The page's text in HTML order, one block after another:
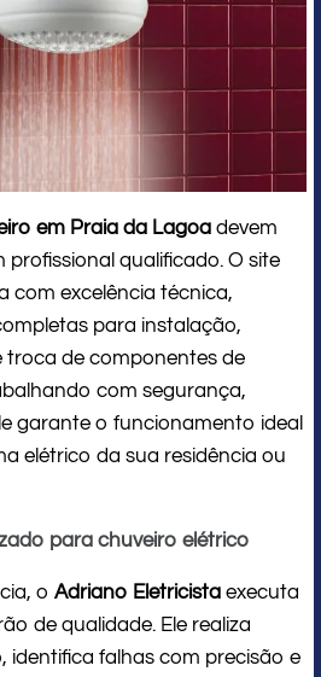
em Praia da Lagoa devem
qualificado. O site
com excelência técnica,
para instalação,
de componentes de
com segurança,
garante o funcionamento ideal
elétrico da sua residência ou
para chuveiro elétrico
o Adriano Eletricista executa
de qualidade. Ele realiza
identifica falhas com precisão e